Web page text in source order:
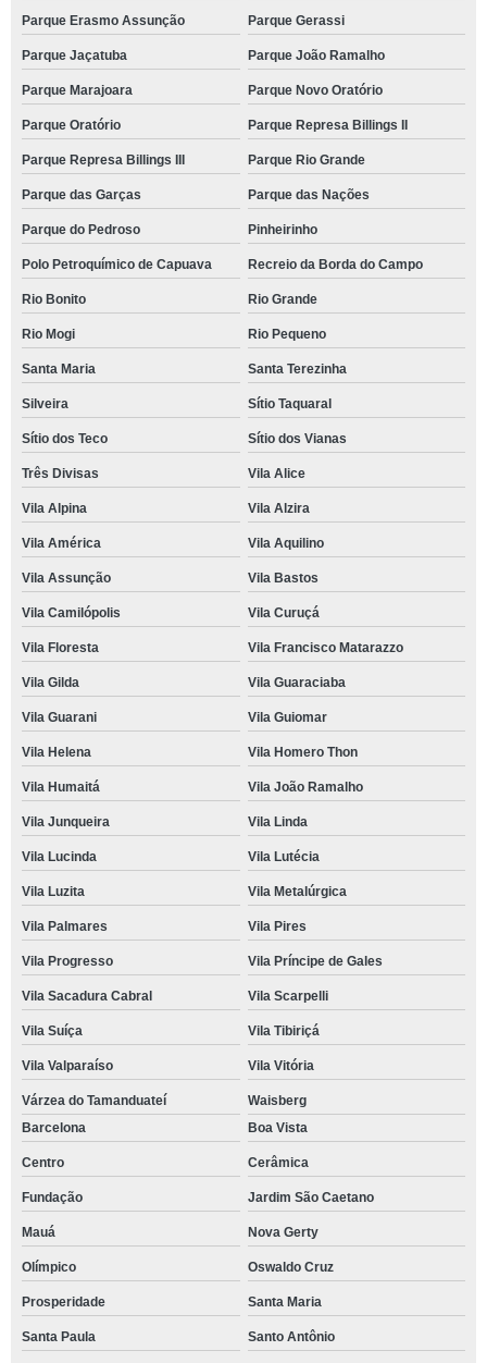
Parque Erasmo Assunção Parque Gerassi
Parque Jaçatuba Parque João Ramalho
Parque Marajoara Parque Novo Oratório
Parque Oratório Parque Represa Billings II
Parque Represa Billings III Parque Rio Grande
Parque das Garças Parque das Nações
Parque do Pedroso Pinheirinho
Polo Petroquímico de Capuava Recreio da Borda do Campo
Rio Bonito Rio Grande
Rio Mogi Rio Pequeno
Santa Maria Santa Terezinha
Silveira Sítio Taquaral
Sítio dos Teco Sítio dos Vianas
Três Divisas Vila Alice
Vila Alpina Vila Alzira
Vila América Vila Aquilino
Vila Assunção Vila Bastos
Vila Camilópolis Vila Curuçá
Vila Floresta Vila Francisco Matarazzo
Vila Gilda Vila Guaraciaba
Vila Guarani Vila Guiomar
Vila Helena Vila Homero Thon
Vila Humaitá Vila João Ramalho
Vila Junqueira Vila Linda
Vila Lucinda Vila Lutécia
Vila Luzita Vila Metalúrgica
Vila Palmares Vila Pires
Vila Progresso Vila Príncipe de Gales
Vila Sacadura Cabral Vila Scarpelli
Vila Suíça Vila Tibiriçá
Vila Valparaíso Vila Vitória
Várzea do Tamanduateí
Waisberg
Barcelona
Boa Vista
Centro Cerâmica
Fundação Jardim São Caetano
Mauá Nova Gerty
Olímpico Oswaldo Cruz
Prosperidade Santa Maria
Santa Paula Santo Antônio